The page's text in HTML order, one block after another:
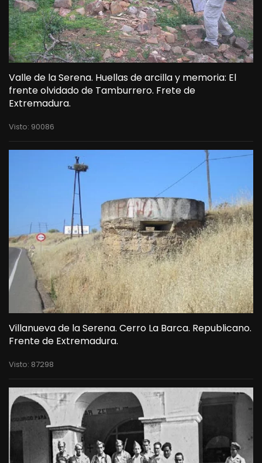
Valle de la Serena. Huellas de arcilla y memoria: El
frente olvidado de Tamburrero. Frete de
Extremadura.
Visto: 90086
Villanueva de la Serena. Cerro La Barca. Republicano.
Frente de Extremadura.
Visto: 87298